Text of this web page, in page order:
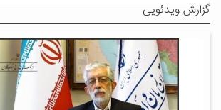
گزارش ویدئویی